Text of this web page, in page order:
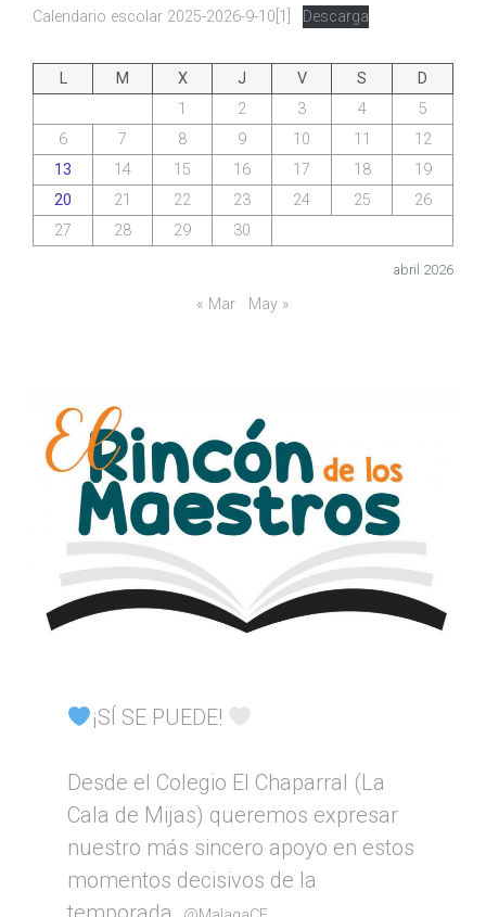
Calendario escolar 2025-2026-9-10[1] Descarga
abril 2026
L M X J V S
D
1
2 3 4
5
6
7 8 9 10 11
12
13
14 15 16 17 18
19
20
21 22 23 24 25
26
27
28 29 30
« Mar May »
¡SÍ SE PUEDE!
Desde el Colegio El Chaparral (La
Cala de Mijas) queremos expresar
nuestro más sincero apoyo en estos
momentos decisivos de la